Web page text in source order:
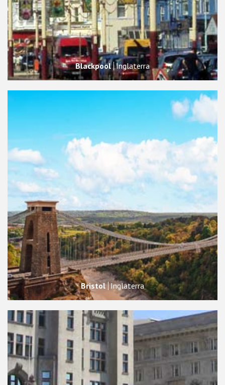
Blackpool Inglaterra
Bristol Inglaterra